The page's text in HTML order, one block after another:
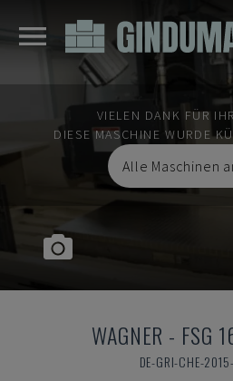
VIELEN DANK FÜR
DIESE MASCHINE WURDE
Alle Maschinen
WAGNER - FSG
DE-GRI-CHE-